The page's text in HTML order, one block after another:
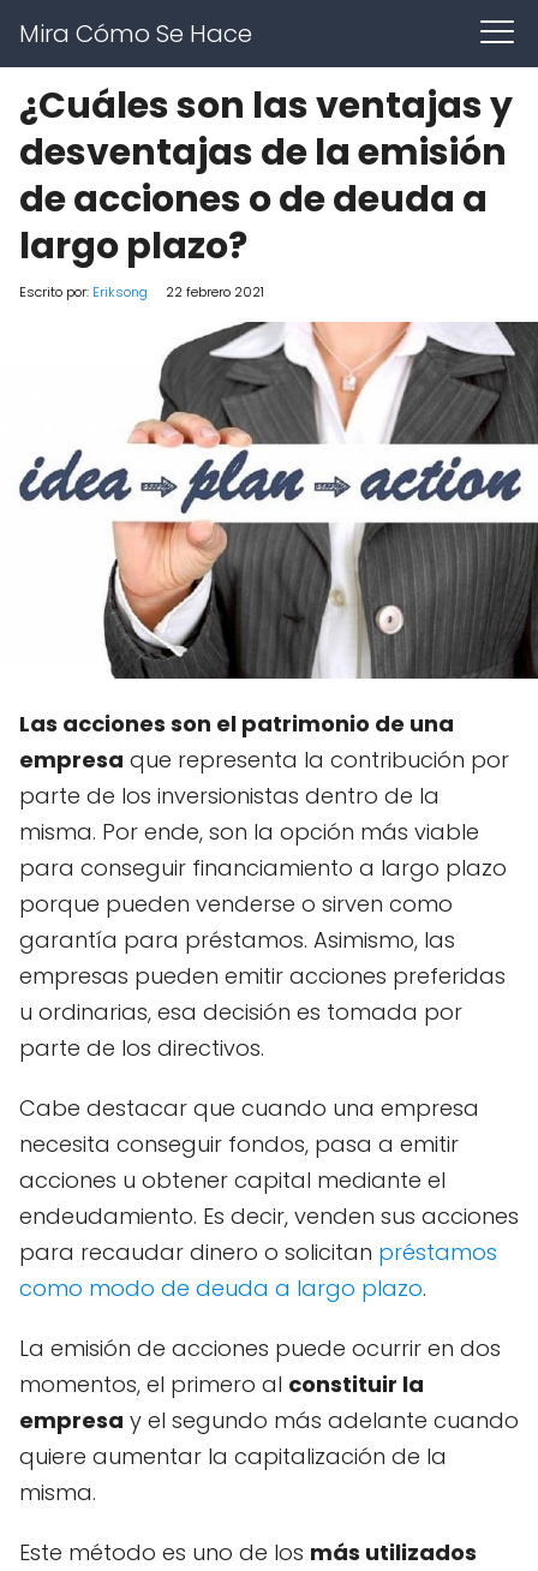
Mira Cómo Se Hace
¿Cuáles son las ventajas y
desventajas de la emisión
de acciones o de deuda a
largo plazo?
Escrito por: Eriksong 22 febrero 2021
Las acciones son el patrimonio de una
empresa que representa la contribución por
parte de los inversionistas dentro de la
misma. Por ende, son la opción más viable
para conseguir financiamiento a largo plazo
porque pueden venderse o sirven como
garantía para préstamos. Asimismo, las
empresas pueden emitir acciones preferidas
u ordinarias, esa decisión es tomada por
parte de los directivos.
Cabe destacar que cuando una empresa
necesita conseguir fondos, pasa a emitir
acciones u obtener capital mediante el
endeudamiento. Es decir, venden sus acciones
para recaudar dinero o solicitan préstamos
como modo de deuda a largo plazo.
La emisión de acciones puede ocurrir en dos
momentos, el primero al constituir la
empresa y el segundo más adelante cuando
quiere aumentar la capitalización de la
misma.
Este método es uno de los más utilizados